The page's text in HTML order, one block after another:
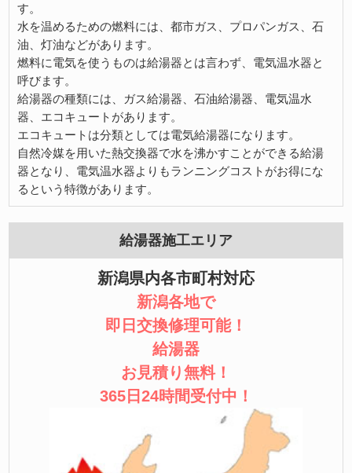
す。
水を温めるための燃料には、都市ガス、プロパンガス、石
油、灯油などがあります。
燃料に電気を使うものは給湯器とは言わず、電気温水器と
呼びます。
給湯器の種類には、ガス給湯器、石油給湯器、電気温水
器、エコキュートがあります。
エコキュートは分類としては電気給湯器になります。
自然冷媒を用いた熱交換器で水を沸かすことができる給湯
器となり、電気温水器よりもランニングコストがお得にな
るという特徴があります。
給湯器施工エリア
新潟県内各市町村対応
新潟各地で
即日交換修理可能！
給湯器
お見積り無料！
365日24時間受付中！